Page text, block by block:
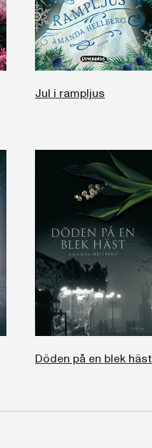
Jul i rampljus
Döden på en blek häst